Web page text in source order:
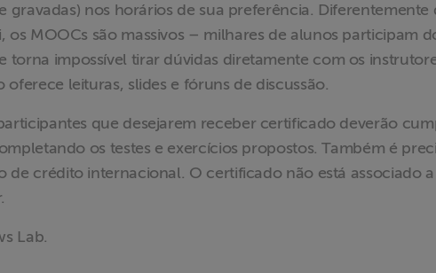
gravadas) nos horários de sua preferência. Diferentemente
MOOCs são massivos – milhares de alunos participam
impossível tirar dúvidas diretamente com os
leituras, slides e fóruns de discussão.
que desejarem receber certificado deverão
os testes e exercícios propostos. Também é
de crédito internacional. O certificado não está associado a
Lab.